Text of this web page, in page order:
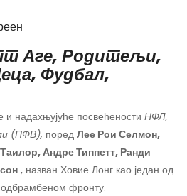
Аге, Родитељи,
Фудбал,
и надахњујуће посвећености НФЛ,
(ПФВ), поред Лее Рои Селмон,
Андре Типпетт, Ранди
, назван Ховие Лонг као један од
фронту.